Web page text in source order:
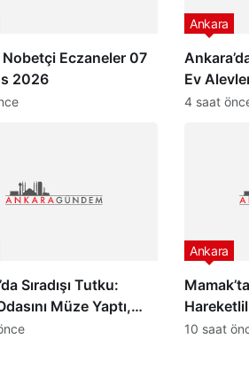
Eczaneler 07
2026
Ev
Ankara
4 saat
Sıradışı Tutku:
Müze Yaptı,
Ankara
10 saat